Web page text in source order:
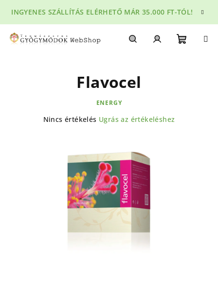
fő
tartalomhoz
INGYENES SZÁLLÍTÁS ELÉRHETŐ MÁR 35.000 FT-TÓL!
Flavocel
ENERGY
A
Nincs értékelés Ugrás az értékeléshez